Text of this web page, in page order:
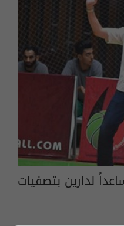
لدارين بتصفيات